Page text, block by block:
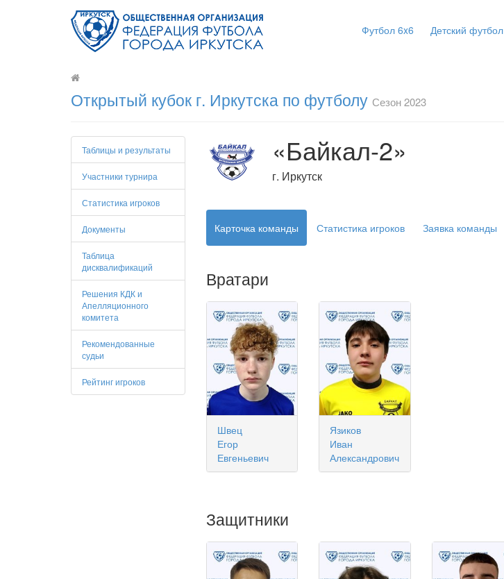
Футбол 6x6 Детский футбол
Открытый кубок г. Иркутска по футболу Сезон 2023
Таблицы и результаты
Участники турнира
Статистика игроков
Документы
Таблица
дисквалификаций
Решения КДК и
Апелляционного
комитета
Рекомендованные
судьи
Рейтинг игроков
«Байкал-2»
г. Иркутск
Карточка команды Статистика игроков Заявка команды
Вратари
Швец
Егор
Евгеньевич
Язиков
Иван
Александрович
Защитники